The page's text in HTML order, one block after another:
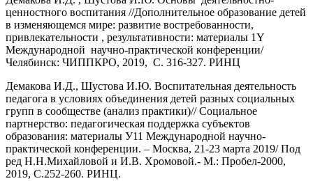
ценностного воспитания //Дополнительное образование детей
в изменяющемся мире: развитие востребованности,
привлекательности , результативности: материалы 1Y
Международной научно-практической конференции/
Челябинск: ЧИППКРО, 2019, С. 316-327. РИНЦ
Демакова И.Д., Шустова И.Ю. Воспитательная деятельность
педагога в условиях объединения детей разных социальных
групп в сообществе (анализ практики)// Социальное
партнерство: педагогическая поддержка субъектов
образования: материалы У11 Международной научно-
практической конференции. – Москва, 21-23 марта 2019/ Под
ред Н.Н.Михайловой и И.В. Хромовой.- М.: Пробел-2000,
2019, С.252-260. РИНЦ.